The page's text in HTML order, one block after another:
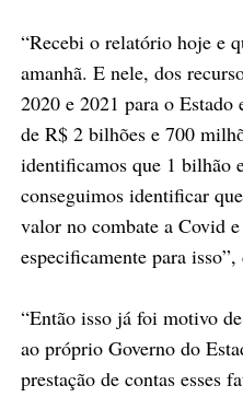
“Recebi o relatório hoje e
amanhã. E nele, dos
2020 e 2021 para o
de R$ 2 bilhões e 700
identificamos que 1 bilhão
conseguimos identificar
valor no combate a Covid
especificamente para isso”,
“Então isso já foi motivo
ao próprio Governo do
prestação de contas esses